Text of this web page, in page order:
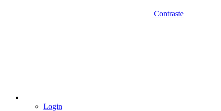
Contraste
Login